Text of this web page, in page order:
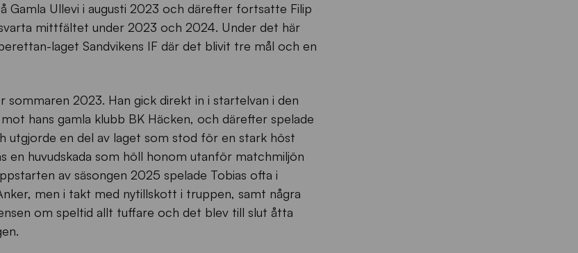
Gamla Ullevi i augusti 2023 och därefter fortsatte Filip
mittfältet under 2023 och 2024. Under det här
laget Sandvikens IF där det blivit tre mål och en
sommaren 2023. Han gick direkt in i startelvan i den
hans gamla klubb BK Häcken, och därefter spelade
utgjorde en del av laget som stod för en stark höst
en huvudskada som höll honom utanför matchmiljön
av säsongen 2025 spelade Tobias ofta i
men i takt med nytillskott i truppen, samt några
om speltid allt tuffare och det blev till slut åtta